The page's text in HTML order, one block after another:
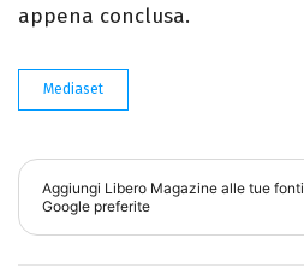
appena conclusa.
Mediaset
Aggiungi Libero Magazine alle tue fonti
Google preferite